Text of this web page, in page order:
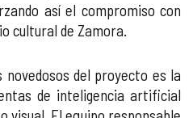
así el compromiso con
cultural de Zamora.
del proyecto es la
de inteligencia artificial